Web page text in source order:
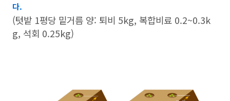
다.
(텃밭 1평당 밑거름 양: 퇴비 5kg, 복합비료 0.2~0.3k
g, 석회 0.25kg)